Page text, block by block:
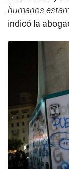
humanos
indicó la